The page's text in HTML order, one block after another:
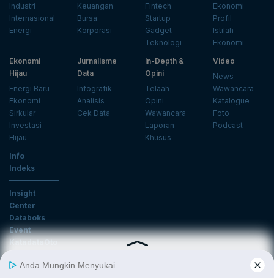
Industri
Internasional
Energi
Keuangan
Bursa
Korporasi
Fintech
Startup
Gadget
Teknologi
Ekonomi
Profil
Istilah
Ekonomi
Ekonomi
Hijau
Energi Baru
Ekonomi
Sirkular
Investasi
Hijau
Jurnalisme
Data
Infografik
Analisis
Cek Data
In-Depth &
Opini
Telaah
Opini
Wawancara
Laporan
Khusus
Video
News
Wawancara
Katalogue
Foto
Podcast
Info
Indeks
Insight
Center
Databoks
Event
KatadataOto